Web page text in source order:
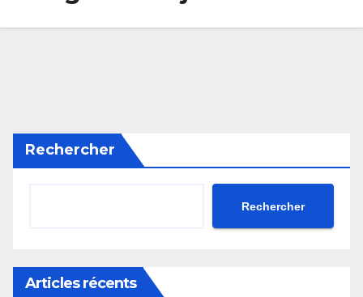
Rechercher
Rechercher
Articles récents